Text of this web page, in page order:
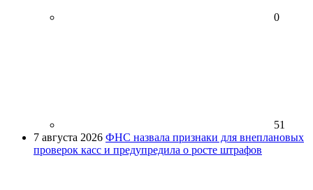
0
51
7 августа 2026 ФНС назвала признаки для внеплановых
проверок касс и предупредила о росте штрафов